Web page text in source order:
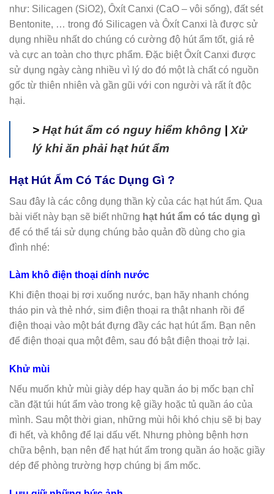
như: Silicagen (SiO2), Ôxít Canxi (CaO – vôi sống), đất sét
Bentonite, … trong đó Silicagen và Ôxít Canxi là được sử
dụng nhiều nhất do chúng có cường độ hút ẩm tốt, giá rẻ
và cực an toàn cho thực phẩm. Đặc biệt Ôxít Canxi được
sử dụng ngày càng nhiều vì lý do đó một là chất có nguồn
gốc từ thiên nhiên và gần gũi với con người và rất ít độc
hại.
> Hạt hút ẩm có nguy hiểm không
Xử
lý khi ăn phải hạt hút ẩm
Hạt Hút Ẩm Có Tác Dụng Gì ?
Sau đây là các công dụng thần kỳ của các hạt hút ẩm. Qua
bài viết này bạn sẽ biết những hạt hút ẩm có tác dụng gì
để có thể tái sử dụng chúng bảo quản đồ dùng cho gia
đình nhé:
Làm khô điện thoại dính nước
Khi điện thoại bị rơi xuống nước, bạn hãy nhanh chóng
tháo pin và thẻ nhớ, sim điện thoại ra thật nhanh rồi để
điện thoại vào một bát đựng đầy các hạt hút ẩm. Bạn nên
để điện thoại qua một đêm, sau đó bật điện thoại trở lại.
Khử mùi
Nếu muốn khử mùi giày dép hay quần áo bị mốc bạn chỉ
cần đặt túi hút ẩm vào trong kệ giầy hoặc tủ quần áo của
mình. Sau một thời gian, những mùi hôi khó chịu sẽ bị bay
đi hết, và không để lại dấu vết. Nhưng phòng bệnh hơn
chữa bệnh, bạn nên để hạt hút ẩm trong quần áo hoặc giầy
dép để phòng trường hợp chúng bị ẩm mốc.